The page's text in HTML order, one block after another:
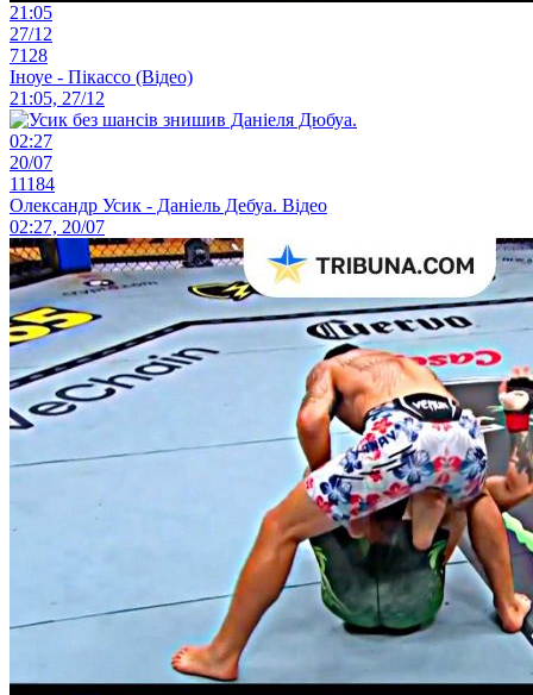
21:05
27/12
7128
Іноуе - Пікассо (Відео)
21:05, 27/12
02:27
20/07
11184
Олександр Усик - Даніель Дебуа. Відео
02:27, 20/07